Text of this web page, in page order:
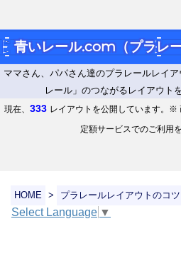
青いレール.com（プラレ
ママさん、パパさん達のプラレールレイ
レール」のつながるレイアウト
現在、 333 レイアウトを公開しています。※
定額サービスでのご利用
HOME > プラレールレイアウトのコ
Select Language ▼